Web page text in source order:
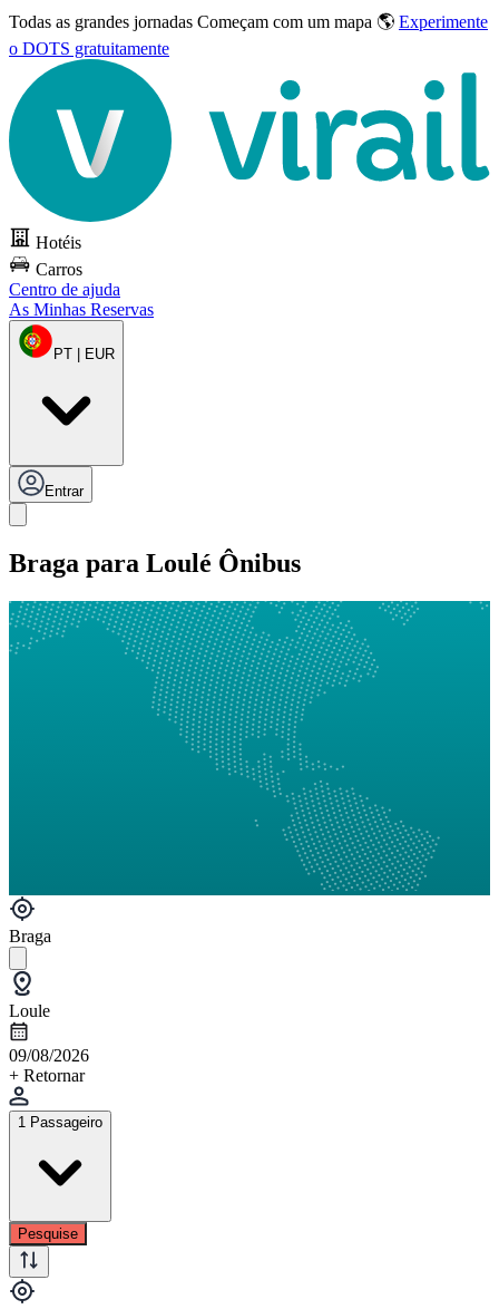
Todas as grandes jornadas Começam com um mapa 🌎 Experimente
o DOTS gratuitamente
Hotéis
Carros
Centro de ajuda
As Minhas Reservas
PT | EUR
Entrar
Braga para Loulé Ônibus
Braga
Loule
09/08/2026
+ Retornar
1 Passageiro
Pesquise